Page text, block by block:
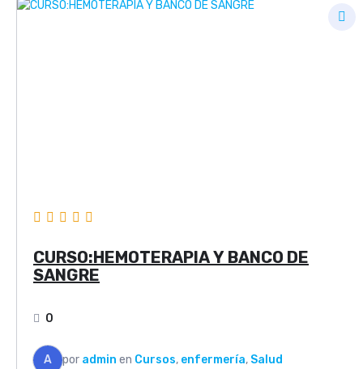
CURSO:HEMOTERAPIA Y BANCO DE
SANGRE
0
A por admin en Cursos, enfermería, Salud